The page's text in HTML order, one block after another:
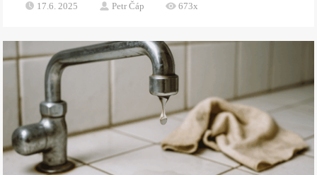
17.6. 2025 Petr Čáp 673x